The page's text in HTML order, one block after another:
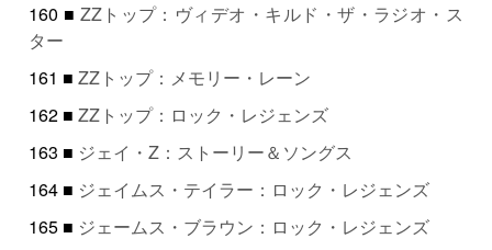
160 ■ ZZトップ：ヴィデオ・キルド・ザ・ラジオ・ス
ター
161 ■ZZトップ：メモリー・レーン
162 ■ZZトップ：ロック・レジェンズ
163 ■ ジェイ・Z：ストーリー＆ソングス
164 ■ ジェイムス・テイラー：ロック・レジェンズ
165 ■ ジェームス・ブラウン：ロック・レジェンズ